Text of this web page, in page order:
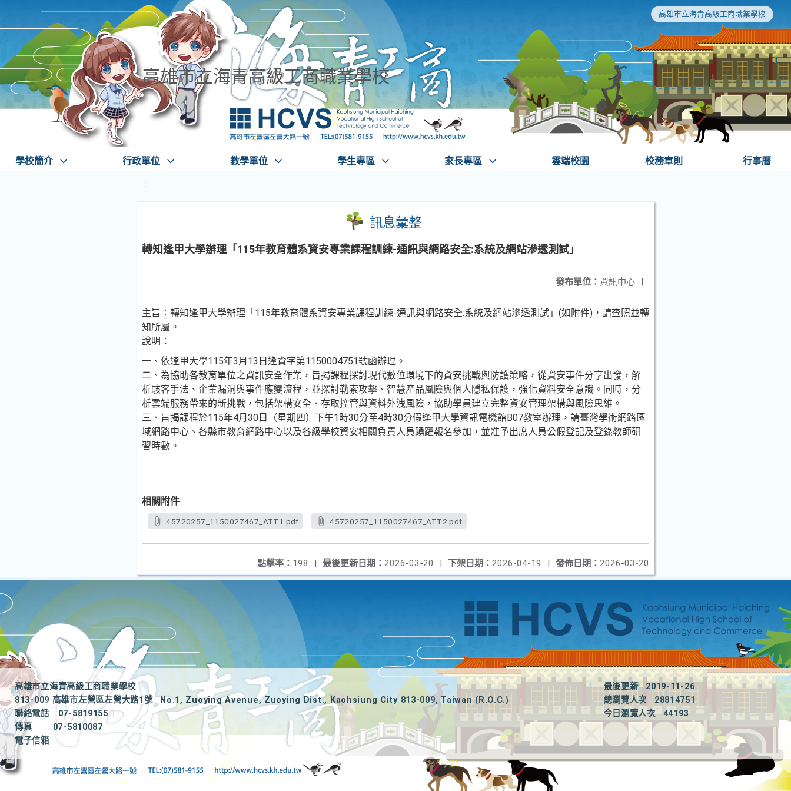
高雄市立海青高級工商職業學校
高雄市立海青高級工商職業學校
學校簡介 行政單位 教學單位 學生專區 家長專區 雲端校園 校務章則 行事曆
:::
訊息彙整
轉知逢甲大學辦理「115年教育體系資安專業課程訓練-通訊與網路安全:系統及網站滲透測試」
發布單位： 資訊中心 |
主旨：轉知逢甲大學辦理「115年教育體系資安專業課程訓練-通訊與網路安全:系統及網站滲透測試」(如附件)，請查照並轉
知所屬。
說明：
一、依逢甲大學115年3月13日逢資字第1150004751號函辦理。
二、為協助各教育單位之資訊安全作業，旨揭課程探討現代數位環境下的資安挑戰與防護策略，從資安事件分享出發，解
析駭客手法、企業漏洞與事件應變流程，並探討勒索攻擊、智慧產品風險與個人隱私保護，強化資料安全意識。同時，分
析雲端服務帶來的新挑戰，包括架構安全、存取控管與資料外洩風險，協助學員建立完整資安管理架構與風險思維。
三、旨揭課程於115年4月30日（星期四）下午1時30分至4時30分假逢甲大學資訊電機館B07教室辦理，請臺灣學術網路區
域網路中心、各縣市教育網路中心以及各級學校資安相關負責人員踴躍報名參加，並准予出席人員公假登記及登錄教師研
習時數。
相關附件
45720257_1150027467_ATT1.pdf 45720257_1150027467_ATT2.pdf
發佈日期： 2026-03-20
下架日期： 2026-04-19 |
最後更新日期： 2026-03-20 |
點擊率： 198 |
高雄市立海青高級工商職業學校
813-009 高雄市左營區左營大路1號
No.1, Zuoying Avenue, Zuoying Dist., Kaohsiung City 813-009, Taiwan (R.O.C.)
聯絡電話
07-5819155
|
傳真
07-5810087
電子信箱
最後更新
2019-11-26
總瀏覽人次
28814751
今日瀏覽人次
44193